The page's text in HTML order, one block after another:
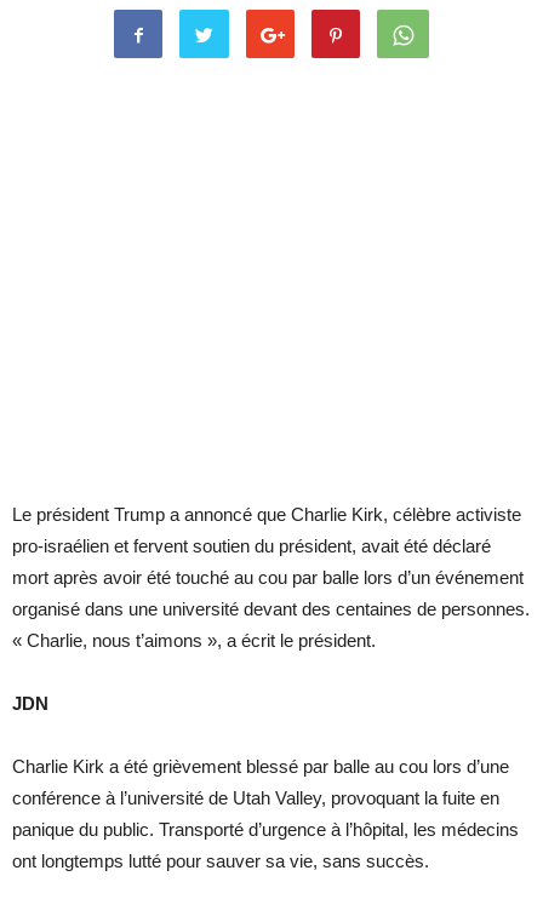
Le président Trump a annoncé que Charlie Kirk, célèbre activiste
pro-israélien et fervent soutien du président, avait été déclaré
mort après avoir été touché au cou par balle lors d’un événement
organisé dans une université devant des centaines de personnes.
« Charlie, nous t’aimons », a écrit le président.
JDN
Charlie Kirk a été grièvement blessé par balle au cou lors d’une
conférence à l’université de Utah Valley, provoquant la fuite en
panique du public. Transporté d’urgence à l’hôpital, les médecins
ont longtemps lutté pour sauver sa vie, sans succès.